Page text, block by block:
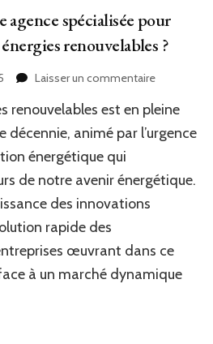
spécialisée pour
renouvelables ?
Laisser un commentairesur
choisir
une
agence
pour
en
renouvelables est en pleine
animé par l’urgence
énergétique qui
de notre avenir énergétique.
des innovations
rapide des
œuvrant dans ce
à un marché dynamique